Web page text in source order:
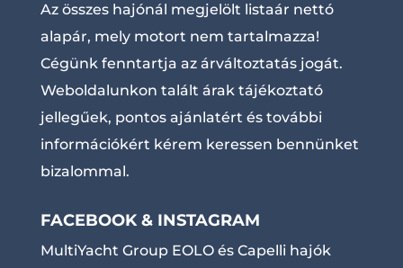
Az összes hajónál megjelölt listaár nettó
alapár, mely motort nem tartalmazza!
Cégünk fenntartja az árváltoztatás jogát.
Weboldalunkon talált árak tájékoztató
jellegűek, pontos ajánlatért és további
információkért kérem keressen bennünket
bizalommal.
FACEBOOK & INSTAGRAM
MultiYacht Group EOLO és Capelli hajók